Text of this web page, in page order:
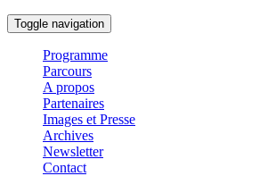
Toggle navigation
Programme
Parcours
A propos
Partenaires
Images et Presse
Archives
Newsletter
Contact